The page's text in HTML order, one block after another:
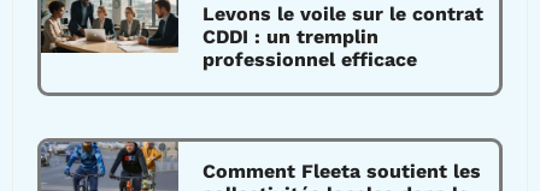
Levons le voile sur le contrat
CDDI : un tremplin
professionnel efficace
Comment Fleeta soutient les